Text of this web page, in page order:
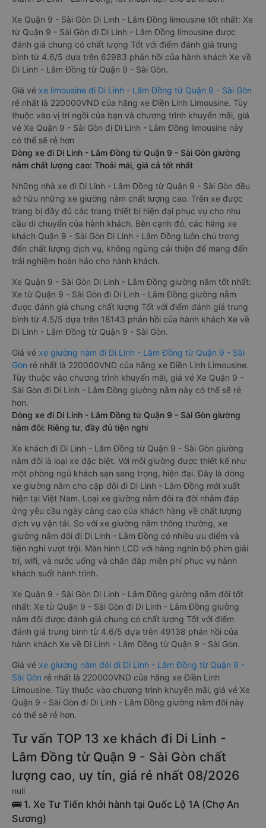
Xe Quận 9 - Sài Gòn Di Linh - Lâm Đồng limousine tốt nhất: Xe
từ Quận 9 - Sài Gòn đi Di Linh - Lâm Đồng limousine được
đánh giá chung có chất lượng Tốt với điểm đánh giá trung
bình từ 4.6/5 dựa trên 62983 phản hồi của hành khách Xe về
Di Linh - Lâm Đồng từ Quận 9 - Sài Gòn.
Giá vé xe limousine đi Di Linh - Lâm Đồng từ Quận 9 - Sài Gòn
rẻ nhất là 220000VND của hãng xe Điền Linh Limousine. Tùy
thuộc vào vị trí ngồi của bạn và chương trình khuyến mãi, giá
vé Xe Quận 9 - Sài Gòn đi Di Linh - Lâm Đồng limousine này
có thể sẽ rẻ hơn
Dòng xe đi Di Linh - Lâm Đồng từ Quận 9 - Sài Gòn giường
nằm chất lượng cao: Thoải mái, giá cả tốt nhất
Những nhà xe đi Di Linh - Lâm Đồng từ Quận 9 - Sài Gòn đều
sở hữu những xe giường nằm chất lượng cao. Trên xe được
trang bị đầy đủ các trang thiết bị hiện đại phục vụ cho nhu
cầu di chuyển của hành khách. Bên cạnh đó, các hãng xe
khách Quận 9 - Sài Gòn Di Linh - Lâm Đồng luôn chú trọng
đến chất lượng dịch vụ, không ngừng cải thiện để mang đến
trải nghiệm hoàn hảo cho hành khách.
Xe Quận 9 - Sài Gòn Di Linh - Lâm Đồng giường nằm tốt nhất:
Xe từ Quận 9 - Sài Gòn đi Di Linh - Lâm Đồng giường nằm
được đánh giá chung chất lượng Tốt với điểm đánh giá trung
bình từ 4.5/5 dựa trên 18143 phản hồi của hành khách Xe về
Di Linh - Lâm Đồng từ Quận 9 - Sài Gòn.
Giá vé xe giường nằm đi Di Linh - Lâm Đồng từ Quận 9 - Sài
Gòn rẻ nhất là 220000VND của hãng xe Điền Linh Limousine.
Tùy thuộc vào chương trình khuyến mãi, giá vé Xe Quận 9 -
Sài Gòn đi Di Linh - Lâm Đồng giường nằm này có thể sẽ rẻ
hơn.
Dòng xe đi Di Linh - Lâm Đồng từ Quận 9 - Sài Gòn giường
nằm đôi: Riêng tư, đầy đủ tiện nghi
Xe khách đi Di Linh - Lâm Đồng từ Quận 9 - Sài Gòn giường
nằm đôi là loại xe đặc biệt. Với mỗi giường được thiết kế như
một phòng ngủ khách sạn sang trọng, hiện đại. Đây là dòng
xe giường nằm cho cặp đôi đi Di Linh - Lâm Đồng mới xuất
hiện tại Việt Nam. Loại xe giường nằm đôi ra đời nhằm đáp
ứng yêu cầu ngày càng cao của khách hàng về chất lượng
dịch vụ vận tải. So với xe giường nằm thông thường, xe
giường nằm đôi đi Di Linh - Lâm Đồng có nhiều ưu điểm và
tiện nghi vượt trội. Màn hình LCD với hàng nghìn bộ phim giải
trí, wifi, và nước uống và chăn đắp miễn phí phục vụ hành
khách suốt hành trình.
Xe Quận 9 - Sài Gòn Di Linh - Lâm Đồng giường nằm đôi tốt
nhất: Xe từ Quận 9 - Sài Gòn đi Di Linh - Lâm Đồng giường
nằm đôi được đánh giá chung có chất lượng Tốt với điểm
đánh giá trung bình từ 4.6/5 dựa trên 49138 phản hồi của
hành khách Xe về Di Linh - Lâm Đồng từ Quận 9 - Sài Gòn.
Giá vé xe giường nằm đôi đi Di Linh - Lâm Đồng từ Quận 9 -
Sài Gòn rẻ nhất là 220000VND của hãng xe Điền Linh
Limousine. Tùy thuộc vào chương trình khuyến mãi, giá vé Xe
Quận 9 - Sài Gòn đi Di Linh - Lâm Đồng giường nằm đôi này
có thể sẽ rẻ hơn.
Tư vấn TOP 13 xe khách đi Di Linh -
Lâm Đồng từ Quận 9 - Sài Gòn chất
lượng cao, uy tín, giá rẻ nhất 08/2026
null
🚌 1. Xe Tư Tiến khởi hành tại Quốc Lộ 1A (Chợ An
Sương)